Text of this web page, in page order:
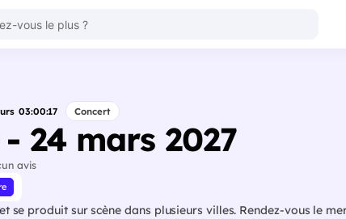
03:00:15 Concert
24 mars 2027
avis
se produit sur scène dans plusieurs villes. Rendez-vous le